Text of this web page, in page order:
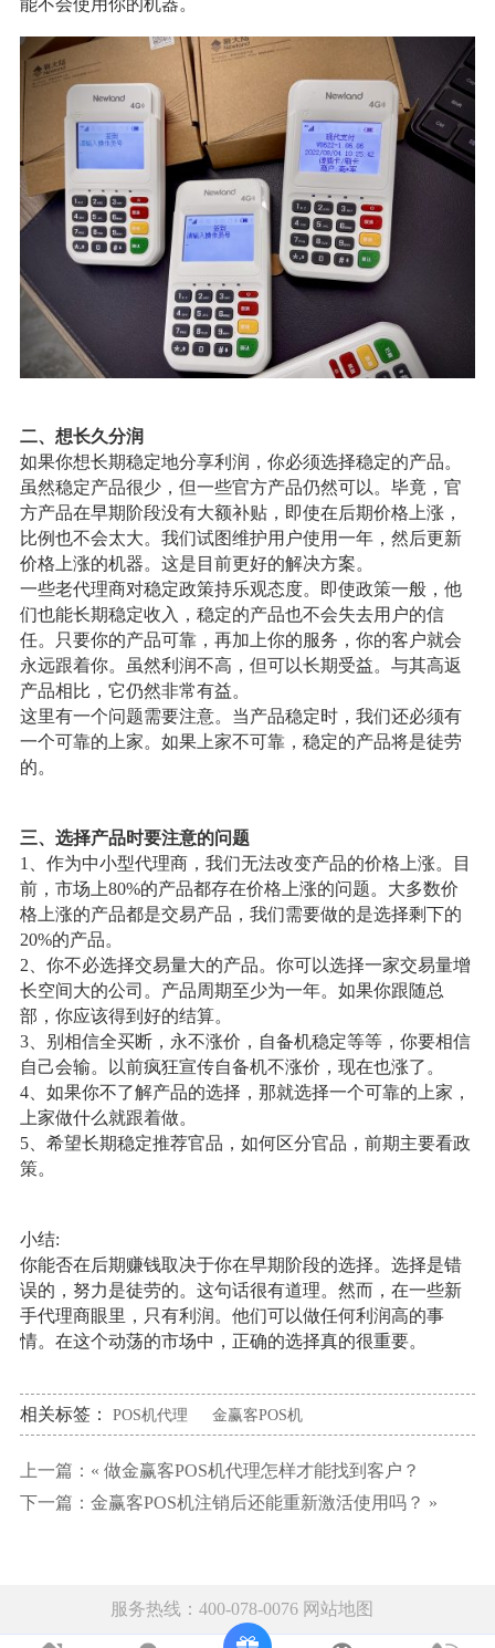
能不会使用你的机器。
二、想长久分润
如果你想长期稳定地分享利润，你必须选择稳定的产品。
虽然稳定产品很少，但一些官方产品仍然可以。毕竟，官
方产品在早期阶段没有大额补贴，即使在后期价格上涨，
比例也不会太大。我们试图维护用户使用一年，然后更新
价格上涨的机器。这是目前更好的解决方案。
一些老代理商对稳定政策持乐观态度。即使政策一般，他
们也能长期稳定收入，稳定的产品也不会失去用户的信
任。只要你的产品可靠，再加上你的服务，你的客户就会
永远跟着你。虽然利润不高，但可以长期受益。与其高返
产品相比，它仍然非常有益。
这里有一个问题需要注意。当产品稳定时，我们还必须有
一个可靠的上家。如果上家不可靠，稳定的产品将是徒劳
的。
三、选择产品时要注意的问题
1、作为中小型代理商，我们无法改变产品的价格上涨。目
前，市场上80%的产品都存在价格上涨的问题。大多数价
格上涨的产品都是交易产品，我们需要做的是选择剩下的
20%的产品。
2、你不必选择交易量大的产品。你可以选择一家交易量增
长空间大的公司。产品周期至少为一年。如果你跟随总
部，你应该得到好的结算。
3、别相信全买断，永不涨价，自备机稳定等等，你要相信
自己会输。以前疯狂宣传自备机不涨价，现在也涨了。
4、如果你不了解产品的选择，那就选择一个可靠的上家，
上家做什么就跟着做。
5、希望长期稳定推荐官品，如何区分官品，前期主要看政
策。
小结:
你能否在后期赚钱取决于你在早期阶段的选择。选择是错
误的，努力是徒劳的。这句话很有道理。然而，在一些新
手代理商眼里，只有利润。他们可以做任何利润高的事
情。在这个动荡的市场中，正确的选择真的很重要。
相关标签： POS机代理 金赢客POS机
上一篇：« 做金赢客POS机代理怎样才能找到客户？
下一篇： 金赢客POS机注销后还能重新激活使用吗？ »
服务热线：400-078-0076 网站地图